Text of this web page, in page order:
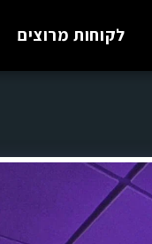
לקוחות מרוצים